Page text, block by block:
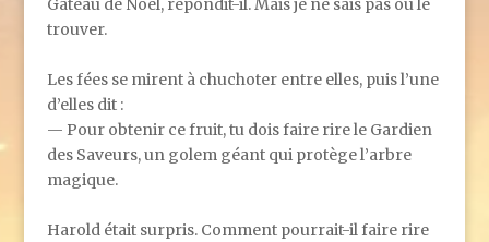
Gâteau de Noël, répondit-il. Mais je ne sais pas où le
trouver.
Les fées se mirent à chuchoter entre elles, puis l’une
d’elles dit :
— Pour obtenir ce fruit, tu dois faire rire le Gardien
des Saveurs, un golem géant qui protège l’arbre
magique.
Harold était surpris. Comment pourrait-il faire rire